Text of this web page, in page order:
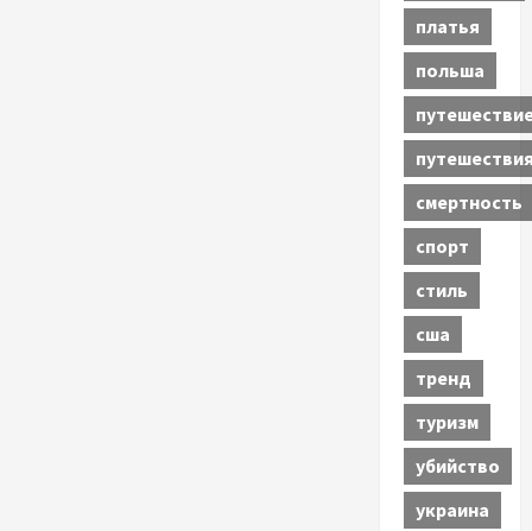
платья
польша
смертность
спорт
стиль
сша
тренд
туризм
убийство
украина